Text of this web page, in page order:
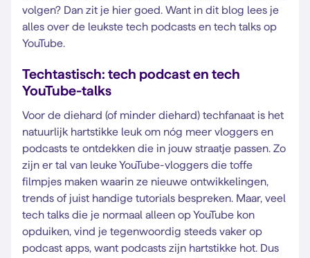
volgen? Dan zit je hier goed. Want in dit blog lees je
alles over de leukste tech podcasts en tech talks op
YouTube.
Techtastisch: tech podcast en tech
YouTube-talks
Voor de diehard (of minder diehard) techfanaat is het
natuurlijk hartstikke leuk om nóg meer vloggers en
podcasts te ontdekken die in jouw straatje passen. Zo
zijn er tal van leuke YouTube-vloggers die toffe
filmpjes maken waarin ze nieuwe ontwikkelingen,
trends of juist handige tutorials bespreken. Maar, veel
tech talks die je normaal alleen op YouTube kon
opduiken, vind je tegenwoordig steeds vaker op
podcast apps, want podcasts zijn hartstikke hot. Dus